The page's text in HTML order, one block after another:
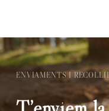
ENVIAMENTS I